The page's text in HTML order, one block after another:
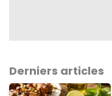
Derniers articles